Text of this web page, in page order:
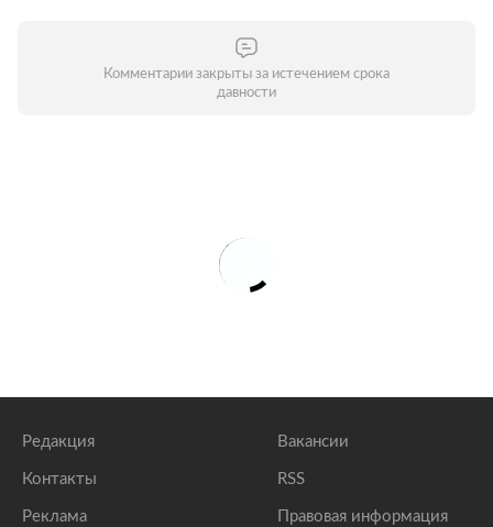
Комментарии закрыты за истечением срока
давности
Редакция
Контакты
Реклама
Вакансии
RSS
Правовая информация